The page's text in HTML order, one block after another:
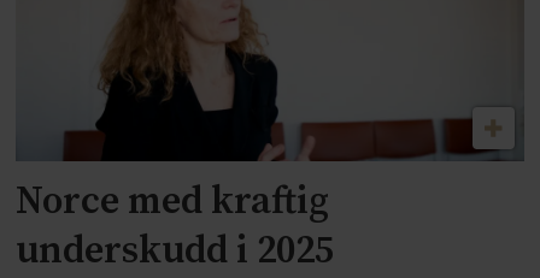
Norce med kraftig
underskudd i 2025